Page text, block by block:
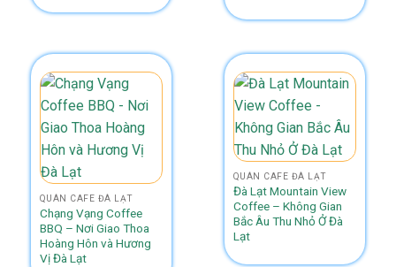
QUÁN CAFE ĐÀ LẠT
Chạng Vạng Coffee
BBQ – Nơi Giao Thoa
Hoàng Hôn và Hương
Vị Đà Lạt
QUÁN CAFE ĐÀ LẠT
Đà Lạt Mountain View
Coffee – Không Gian
Bắc Âu Thu Nhỏ Ở Đà
Lạt